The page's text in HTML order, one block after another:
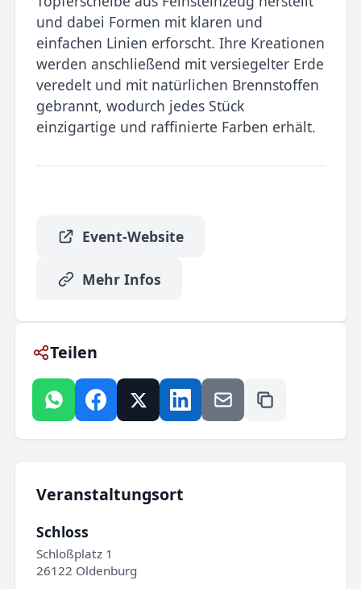
und dabei Formen mit klaren und
einfachen Linien erforscht. Ihre Kreationen
werden anschließend mit versiegelter Erde
veredelt und mit natürlichen Brennstoffen
gebrannt, wodurch jedes Stück
einzigartige und raffinierte Farben erhält.
Event-Website
Mehr Infos
Teilen
Veranstaltungsort
Schloss
Schloßplatz 1
26122 Oldenburg